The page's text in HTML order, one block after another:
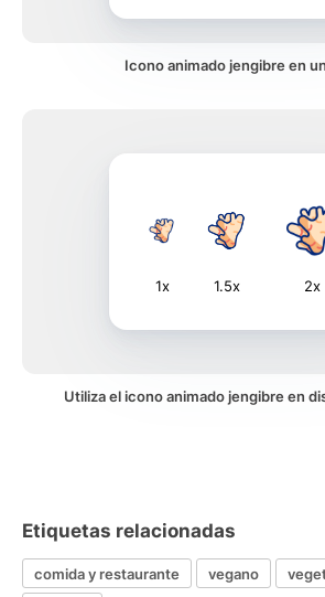
Icono animado jengibre en
1x 1.5x 2x
Utiliza el icono animado jengibre en
Etiquetas relacionadas
comida y restaurante vegano